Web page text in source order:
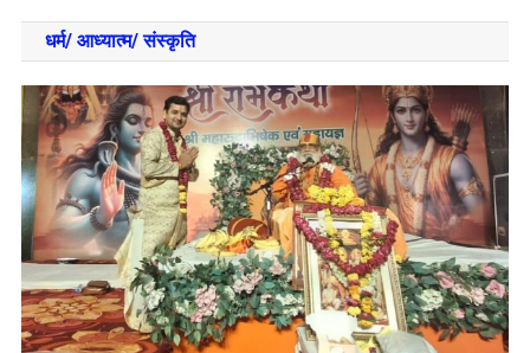
धर्म/ आध्‍यात्‍म/ संस्‍कृति